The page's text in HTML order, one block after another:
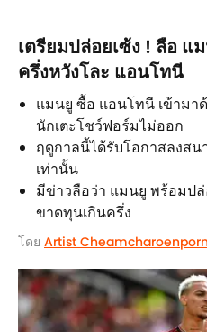
เตรียมปล่อยเซ้ง ! ลือ
ครึ่งหวังโละ แอนโทนี
แมนยู ซื้อ แอนโทนี เข้ามา
นักเตะโชว์ฟอร์มไม่ออก
ฤดูกาลนี้ได้รับโอกาสลงสน
เท่านั้น
มีข่าวลือว่า แมนยู พร้อมป
ขาดทุนเกินครึ่ง
โดย Artist